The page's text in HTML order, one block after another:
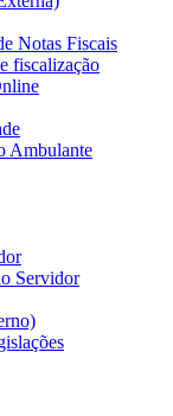
Notas Fiscais
fiscalização
Ambulante
Servidor